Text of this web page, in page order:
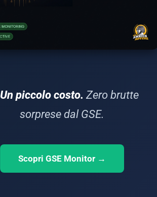
Un piccolo costo. Zero brutte
sorprese dal GSE.
Scopri GSE Monitor →